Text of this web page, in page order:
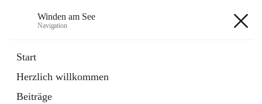
Winden am See
Navigation
Start
Herzlich willkommen
Beiträge
Externe Webseite
in